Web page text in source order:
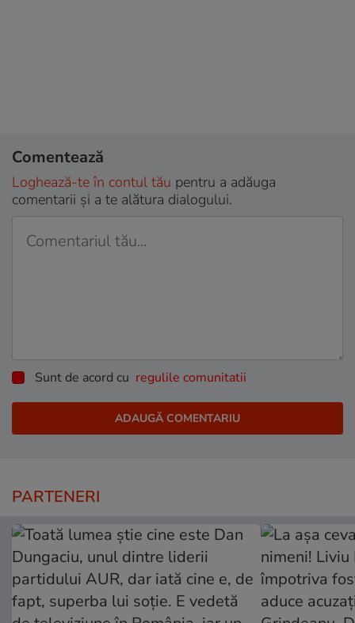
Comentează
Loghează-te în contul tău pentru a adăuga
comentarii și a te alătura dialogului.
Sunt de acord cu regulile comunitatii
PARTENERI